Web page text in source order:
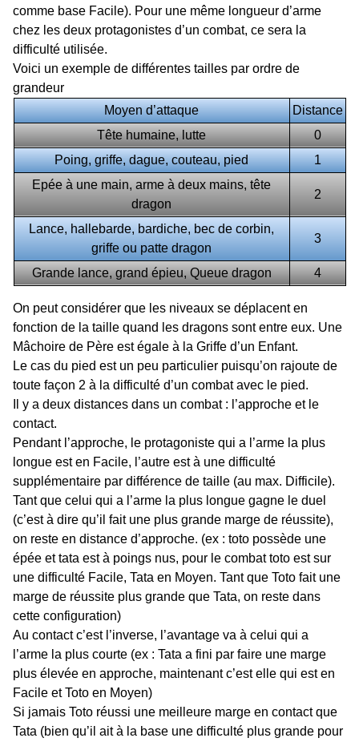
comme base Facile). Pour une même longueur d’arme
chez les deux protagonistes d’un combat, ce sera la
difficulté utilisée.
Voici un exemple de différentes tailles par ordre de
grandeur
Moyen d’attaque
Distance
Tête humaine, lutte
0
Poing, griffe, dague, couteau, pied
1
Epée à une main, arme à deux mains, tête
dragon
2
Lance, hallebarde, bardiche, bec de corbin,
griffe ou patte dragon
3
Grande lance, grand épieu, Queue dragon 4
On peut considérer que les niveaux se déplacent en
fonction de la taille quand les dragons sont entre eux. Une
Mâchoire de Père est égale à la Griffe d’un Enfant.
Le cas du pied est un peu particulier puisqu’on rajoute de
toute façon 2 à la difficulté d’un combat avec le pied.
Il y a deux distances dans un combat : l’approche et le
contact.
Pendant l’approche, le protagoniste qui a l’arme la plus
longue est en Facile, l’autre est à une difficulté
supplémentaire par différence de taille (au max. Difficile).
Tant que celui qui a l’arme la plus longue gagne le duel
(c’est à dire qu’il fait une plus grande marge de réussite),
on reste en distance d’approche. (ex : toto possède une
épée et tata est à poings nus, pour le combat toto est sur
une difficulté Facile, Tata en Moyen. Tant que Toto fait une
marge de réussite plus grande que Tata, on reste dans
cette configuration)
Au contact c’est l’inverse, l’avantage va à celui qui a
l’arme la plus courte (ex : Tata a fini par faire une marge
plus élevée en approche, maintenant c’est elle qui est en
Facile et Toto en Moyen)
Si jamais Toto réussi une meilleure marge en contact que
Tata (bien qu’il ait à la base une difficulté plus grande pour